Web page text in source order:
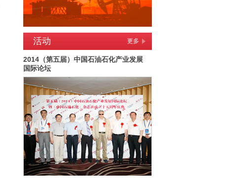
活动 更多
2014（第五届）中国石油石化产业发展
国际论坛